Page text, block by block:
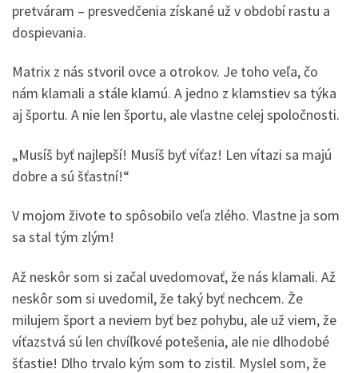
pretváram – presvedčenia získané už v období rastu a
dospievania.
Matrix z nás stvoril ovce a otrokov. Je toho veľa, čo
nám klamali a stále klamú. A jedno z klamstiev sa týka
aj športu. A nie len športu, ale vlastne celej spoločnosti.
„Musíš byť najlepší! Musíš byť víťaz! Len vítazi sa majú
dobre a sú šťastní!“
V mojom živote to spôsobilo veľa zlého. Vlastne ja som
sa stal tým zlým!
Až neskôr som si začal uvedomovať, že nás klamali. Až
neskôr som si uvedomil, že taký byť nechcem. Že
milujem šport a neviem byť bez pohybu, ale už viem, že
víťazstvá sú len chvíľkové potešenia, ale nie dlhodobé
šťastie! Dlho trvalo kým som to zistil. Myslel som, že